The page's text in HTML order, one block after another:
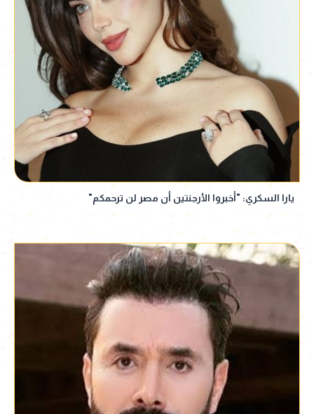
يارا السكري: "أخبروا الأرجنتين أن مصر لن ترحمكم"